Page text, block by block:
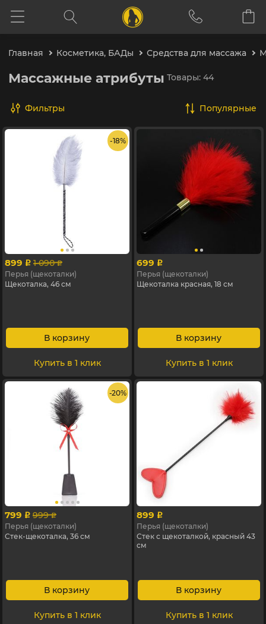
Главная Косметика, БАДы Средства для массажа
Массажные атрибуты Товары: 44
Фильтры популярные
- 18%
899 p 1 090 p
Перья (щекоталки)
Щекоталка, 46 см
В корзину
Купить в 1 клик
699 p
Перья (щекоталки)
Щекоталка красная, 18 см
В корзину
Купить в 1 клик
- 20%
799 p 999 p
Перья (щекоталки)
Стек-щекоталка, 36 см
В корзину
Купить в 1 клик
899 p
Перья (щекоталки)
Стек с щекоталкой, красный 43
см
В корзину
Купить в 1 клик